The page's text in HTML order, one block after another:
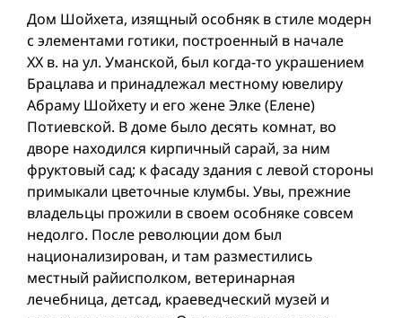
Дом Шойхета, изящный особняк в стиле модерн
с элементами готики, построенный в начале
ХХ в. на ул. Уманской, был когда-то украшением
Брацлава и принадлежал местному ювелиру
Абраму Шойхету и его жене Элке (Елене)
Потиевской. В доме было десять комнат, во
дворе находился кирпичный сарай, за ним
фруктовый сад; к фасаду здания с левой стороны
примыкали цветочные клумбы. Увы, прежние
владельцы прожили в своем особняке совсем
недолго. После революции дом был
национализирован, и там разместились
местный райисполком, ветеринарная
лечебница, детсад, краеведческий музей и